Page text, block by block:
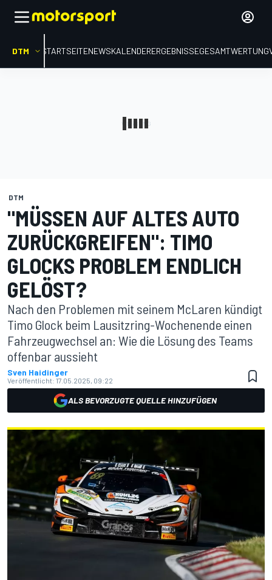
DTM STARTSEITENEWSKALENDERERGEBNISSEGESAMTWERTUNG
DTM
"MÜSSEN AUF ALTES AUTO
ZURÜCKGREIFEN": TIMO
GLOCKS PROBLEM ENDLICH
GELÖST?
Nach den Problemen mit seinem McLaren kündigt
Timo Glock beim Lausitzring-Wochenende einen
Fahrzeugwechsel an: Wie die Lösung des Teams
offenbar aussieht
Sven Haidinger
Veröffentlicht: 17.05.2025, 09:22
ALS BEVORZUGTE QUELLE HINZUFÜGEN